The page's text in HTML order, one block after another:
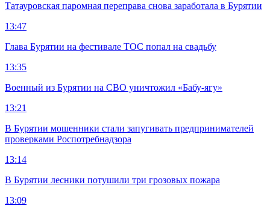
Татауровская паромная переправа снова заработала в Бурятии
13:47
Глава Бурятии на фестивале ТОС попал на свадьбу
13:35
Военный из Бурятии на СВО уничтожил «Бабу-ягу»
13:21
В Бурятии мошенники стали запугивать предпринимателей
проверками Роспотребнадзора
13:14
В Бурятии лесники потушили три грозовых пожара
13:09